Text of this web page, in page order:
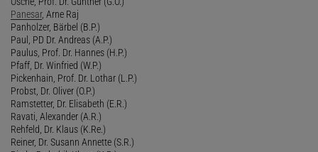
Panesar, Arne Raj
Panholzer, Bärbel (B.P.)
Paul, PD Dr. Andreas (A.P.)
Paulus, Prof. Dr. Hannes (H.P.)
Pfaff, Dr. Winfried (W.P.)
Pickenhain, Prof. Dr. Lothar (L.P.)
Probst, Dr. Oliver (O.P.)
Ramstetter, Dr. Elisabeth (E.R.)
Ravati, Alexander (A.R.)
Rehfeld, Dr. Klaus (K.Re.)
Reiner, Dr. Susann Annette (S.R.)